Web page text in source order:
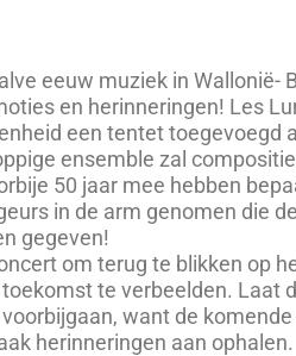
eeuw muziek in Wallonië-
en herinneringen! Les
een tentet toegevoegd
ensemble zal
50 jaar mee hebben
in de arm genomen die
gegeven!
om terug te blikken op
toekomst te verbeelden. Laat
want de
herinneringen aan ophalen.